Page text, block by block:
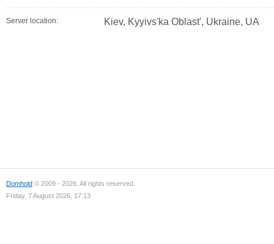
Server location: Kiev, Kyyivs'ka Oblast', Ukraine, UA
Domhold © 2009 - 2026. All rights reserved.
Friday, 7 August 2026, 17:13